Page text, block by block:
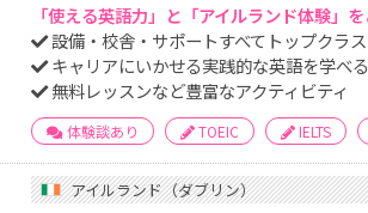
「使える英語力」と「アイルランド体験」
設備・校舎・サポートすべてトップクラ
キャリアにいかせる実践的な英語を学べ
無料レッスンなど豊富なアクティビティ
体験談あり TOEIC IELTS
アイルランド（ダブリン）